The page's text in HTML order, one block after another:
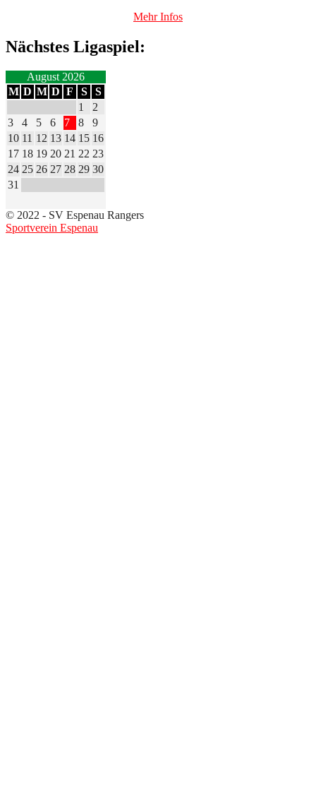
Mehr Infos
Nächstes Ligaspiel:
August 2026
M D M D F S
S
1
2
3
4 5 6 7 8
9
10 11 12 13 14 15 16
17 18 19 20 21 22 23
24 25 26 27 28 29 30
31
© 2022 - SV Espenau Rangers
Sportverein Espenau